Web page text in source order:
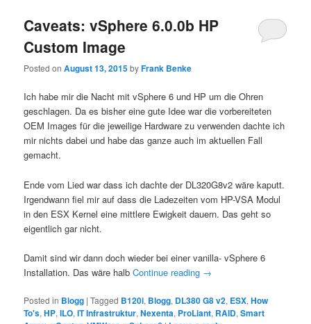
Caveats: vSphere 6.0.0b HP
Custom Image
Posted onAugust 13, 2015byFrank Benke
Ich habe mir die Nacht mit vSphere 6 und HP um die Ohren
geschlagen. Da es bisher eine gute Idee war die vorbereiteten
OEM Images für die jeweilige Hardware zu verwenden dachte ich
mir nichts dabei und habe das ganze auch im aktuellen Fall
gemacht.
Ende vom Lied war dass ich dachte der DL320G8v2 wäre kaputt.
Irgendwann fiel mir auf dass die Ladezeiten vom HP-VSA Modul
in den ESX Kernel eine mittlere Ewigkeit dauern. Das geht so
eigentlich gar nicht.
Damit sind wir dann doch wieder bei einer vanilla- vSphere 6
Installation. Das wäre halbContinue reading →
Posted in Blogg |Tagged B120i, Blogg, DL380 G8 v2, ESX,How
To's,HP,ILO,IT Infrastruktur,Nexenta, ProLiant, RAID,Smart